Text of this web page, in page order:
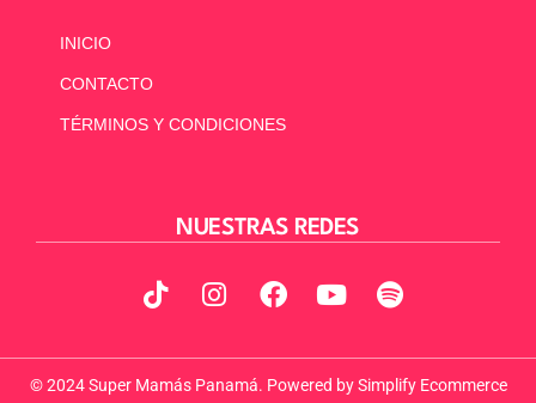
INICIO
CONTACTO
TÉRMINOS Y CONDICIONES
NUESTRAS REDES
© 2024 Super Mamás Panamá. Powered by Simplify Ecommerce